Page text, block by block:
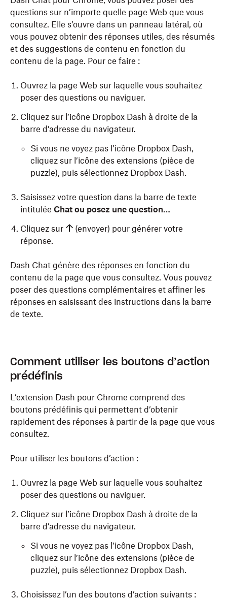
questions sur n’importe quelle page Web que vous
consultez. Elle s’ouvre dans un panneau latéral, où
vous pouvez obtenir des réponses utiles, des résumés
et des suggestions de contenu en fonction du
contenu de la page. Pour ce faire :
Ouvrez la page Web sur laquelle vous souhaitez
poser des questions ou naviguer.
Cliquez sur l’icône Dropbox Dash à droite de la
barre d’adresse du navigateur.
Si vous ne voyez pas l’icône Dropbox Dash,
cliquez sur l’icône des extensions (pièce de
puzzle), puis sélectionnez Dropbox Dash.
Saisissez votre question dans la barre de texte
intitulée Chat ou posez une question…
Cliquez sur
(envoyer) pour générer votre
réponse.
Dash Chat génère des réponses en fonction du
contenu de la page que vous consultez. Vous pouvez
poser des questions complémentaires et affiner les
réponses en saisissant des instructions dans la barre
de texte.
Comment utiliser les boutons d’action
prédéfinis
L’extension Dash pour Chrome comprend des
boutons prédéfinis qui permettent d’obtenir
rapidement des réponses à partir de la page que vous
consultez.
Pour utiliser les boutons d’action :
Ouvrez la page Web sur laquelle vous souhaitez
poser des questions ou naviguer.
Cliquez sur l’icône Dropbox Dash à droite de la
barre d’adresse du navigateur.
Si vous ne voyez pas l’icône Dropbox Dash,
cliquez sur l’icône des extensions (pièce de
puzzle), puis sélectionnez Dropbox Dash.
Choisissez l’un des boutons d’action suivants :